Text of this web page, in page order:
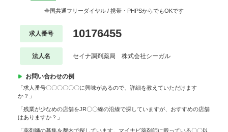
全国共通フリーダイヤル / 携帯・PHPSからでもOKです
求人番号 10176455
法人名 セイナ調剤薬局 株式会社シーガル
お問い合わせの例
「求人番号〇〇〇〇〇〇に興味があるので、詳細を教えていただけます
か？」
「残業が少なめの店舗をJR〇〇線の沿線で探していますが、おすすめの店舗
はありますか？」
「薬剤師の募集を都内で探しています。マイナビ薬剤師に載っている〇〇以